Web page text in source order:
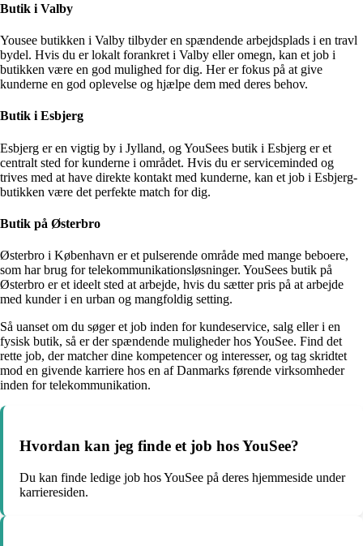
Butik i Valby
Yousee butikken i Valby tilbyder en spændende arbejdsplads i en travl
bydel. Hvis du er lokalt forankret i Valby eller omegn, kan et job i
butikken være en god mulighed for dig. Her er fokus på at give
kunderne en god oplevelse og hjælpe dem med deres behov.
Butik i Esbjerg
Esbjerg er en vigtig by i Jylland, og YouSees butik i Esbjerg er et
centralt sted for kunderne i området. Hvis du er serviceminded og
trives med at have direkte kontakt med kunderne, kan et job i Esbjerg-
butikken være det perfekte match for dig.
Butik på Østerbro
Østerbro i København er et pulserende område med mange beboere,
som har brug for telekommunikationsløsninger. YouSees butik på
Østerbro er et ideelt sted at arbejde, hvis du sætter pris på at arbejde
med kunder i en urban og mangfoldig setting.
Så uanset om du søger et job inden for kundeservice, salg eller i en
fysisk butik, så er der spændende muligheder hos YouSee. Find det
rette job, der matcher dine kompetencer og interesser, og tag skridtet
mod en givende karriere hos en af Danmarks førende virksomheder
inden for telekommunikation.
Hvordan kan jeg finde et job hos YouSee?
Du kan finde ledige job hos YouSee på deres hjemmeside under
karrieresiden.